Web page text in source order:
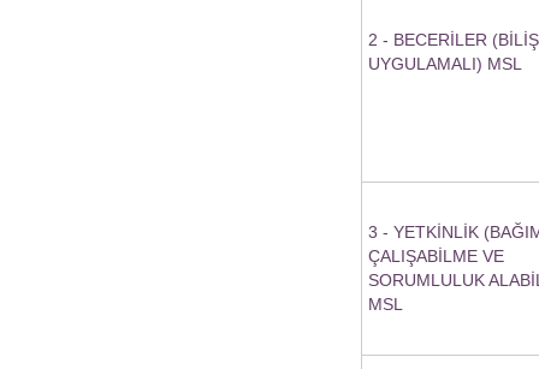
2 - BECERİLER
UYGULAMALI) MSL
3 - YETKİNLİK
ÇALIŞABİLME VE
SORUMLULUK
MSL